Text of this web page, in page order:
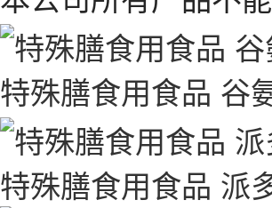
特殊膳食用食品 谷
特殊膳食用食品 派